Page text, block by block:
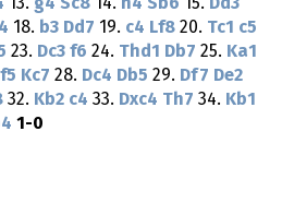
13. g4 Sc8 14. h4 Sb6 15. Dd3
18. b3 Dd7 19. c4 Lf8 20. Tc1 c5
23. Dc3 f6 24. Thd1 Db7 25. Ka1
Kc7 28. Dc4 Db5 29. Df7 De2
32. Kb2 c4 33. Dxc4 Th7 34. Kb1
1-0